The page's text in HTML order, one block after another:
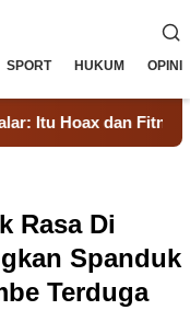
SPORT HUKUM OPINI
Fitnah, Langkah
Rasa Di
Spanduk
Terduga